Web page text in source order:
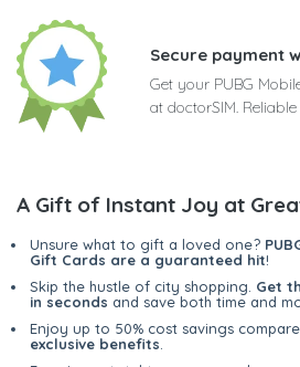
Secure payment
Get your PUBG
at doctorSIM.
A Gift of Instant Joy at
Unsure what to gift a loved one?
Gift Cards are a guaranteed hit!
Skip the hustle of city shopping. Get
in seconds and save both time and
Enjoy up to 50% cost savings
exclusive benefits